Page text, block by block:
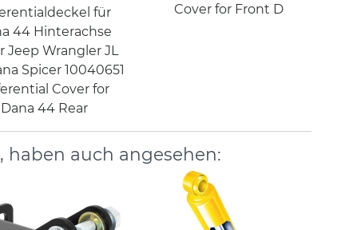
für
44 Hinterachse
Jeep Wrangler JL
Spicer 10040651
Cover for
Dana 44 Rear
Cover for Front D
haben auch angesehen: